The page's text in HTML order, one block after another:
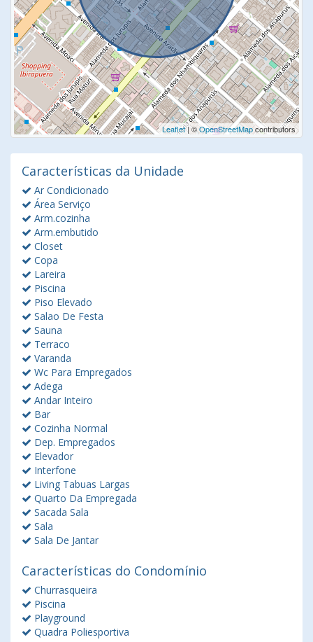
Leaflet| ©OpenStreetMapcontributors
Características da Unidade
Ar Condicionado
Área Serviço
Arm.cozinha
Arm.embutido
Closet
Copa
Lareira
Piscina
Piso Elevado
Salao De Festa
Sauna
Terraco
Varanda
Wc Para Empregados
Adega
Andar Inteiro
Bar
Cozinha Normal
Dep. Empregados
Elevador
Interfone
Living Tabuas Largas
Quarto Da Empregada
Sacada Sala
Sala
Sala De Jantar
Características do Condomínio
Churrasqueira
Piscina
Playground
Quadra Poliesportiva